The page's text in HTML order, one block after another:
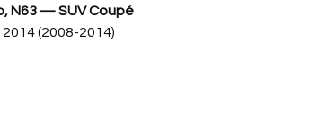
N63 — SUV Coupé
(2008-2014)